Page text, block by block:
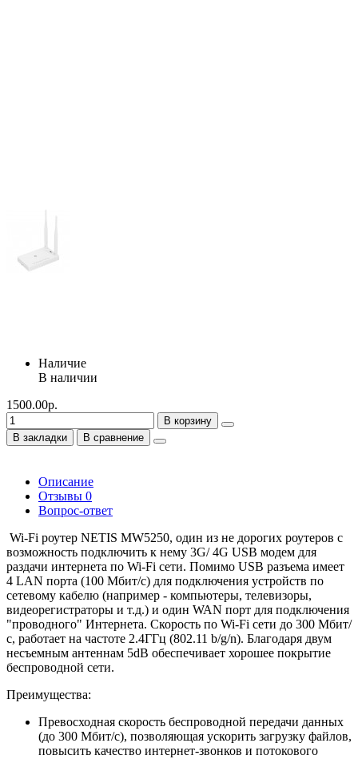
Наличие
В наличии
1500.00р.
В корзину
В закладки
В сравнение
Описание
Отзывы 0
Вопрос-ответ
Wi-Fi роутер NETIS MW5250, один из не дорогих роутеров с
возможность подключить к нему 3G/ 4G USB модем для
раздачи интернета по Wi-Fi сети. Помимо USB разъема имеет
4 LAN порта (100 Мбит/с) для подключения устройств по
сетевому кабелю (например - компьютеры, телевизоры,
видеорегистраторы и т.д.) и один WAN порт для подключения
"проводного" Интернета. Скорость по Wi-Fi сети до 300 Мбит/
с, работает на частоте 2.4ГГц (802.11 b/g/n). Благодаря двум
несъемным антеннам 5dB обеспечивает хорошее покрытие
беспроводной сети.
Преимущества:
Превосходная скорость беспроводной передачи данных
(до 300 Мбит/с), позволяющая ускорить загрузку файлов,
повысить качество интернет-звонков и потокового